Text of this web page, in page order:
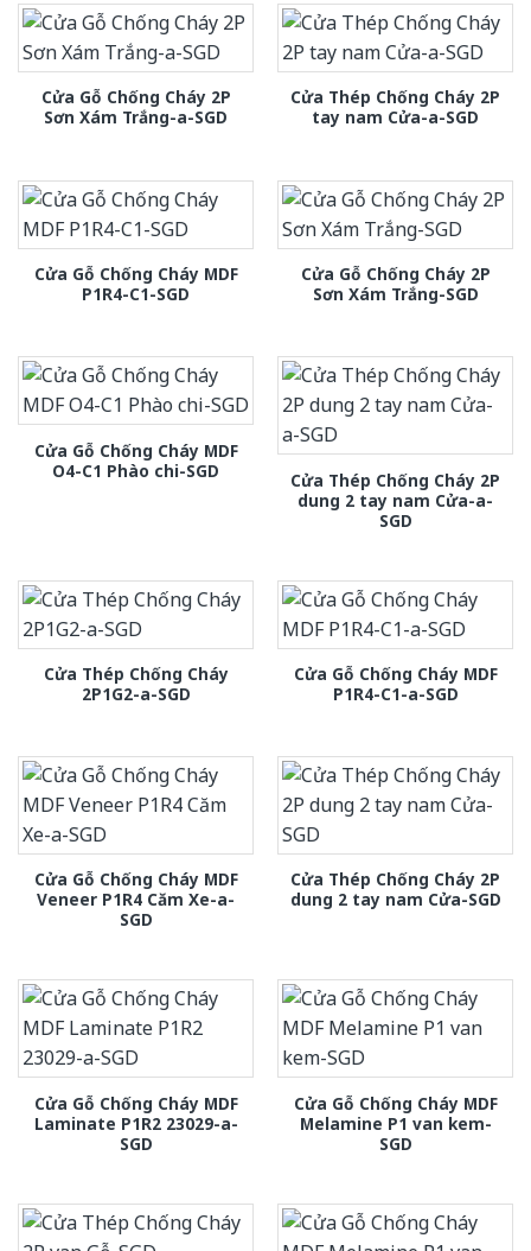
Cửa Gỗ Chống Cháy 2P
Sơn Xám Trắng-a-SGD
Cửa Thép Chống Cháy 2P
tay nam Cửa-a-SGD
Cửa Gỗ Chống Cháy MDF
P1R4-C1-SGD
Cửa Gỗ Chống Cháy 2P
Sơn Xám Trắng-SGD
Cửa Gỗ Chống Cháy MDF
O4-C1 Phào chi-SGD
Cửa Thép Chống Cháy 2P
dung 2 tay nam Cửa-a-
SGD
Cửa Thép Chống Cháy
2P1G2-a-SGD
Cửa Gỗ Chống Cháy MDF
P1R4-C1-a-SGD
Cửa Gỗ Chống Cháy MDF
Veneer P1R4 Căm Xe-a-
SGD
Cửa Thép Chống Cháy 2P
dung 2 tay nam Cửa-SGD
Cửa Gỗ Chống Cháy MDF
Laminate P1R2 23029-a-
SGD
Cửa Gỗ Chống Cháy MDF
Melamine P1 van kem-
SGD